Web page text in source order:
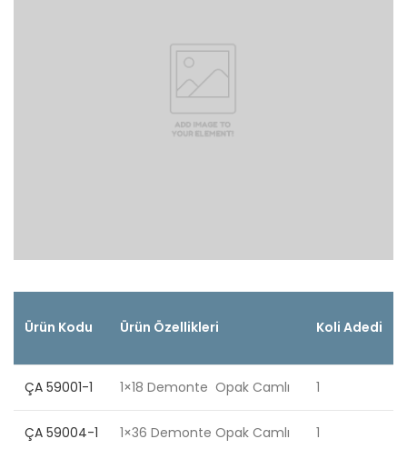
Ürün Kodu Ürün Özellikleri Koli Adedi
ÇA 59001-1 1×18 Demonte Opak Camlı 1
ÇA 59004-1 1×36 Demonte Opak Camlı 1